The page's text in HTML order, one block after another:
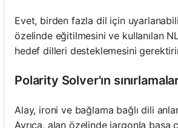
Evet, birden fazla dil için
özelinde eğitilmesini ve kullanılan
hedef dilleri desteklemesini
Polarity Solver'ın
Alay, ironi ve bağlama bağlı dili
Ayrıca, alan özelinde jargonla başa